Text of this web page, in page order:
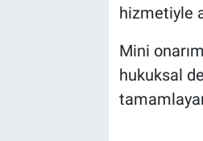
hizmetiyle
Mini
hukuksal